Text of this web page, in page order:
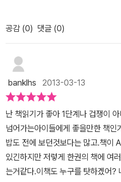
치 낮춤말이나 나쁜말처럼 여기고
일 수 없고, ‘지음(짓기)’을 나타내는
리도 집이에요. 사랑으로 짓는 따
버시)을 엉터리로 갈라놓으려는 우
우리가 스스로 우리말을 잊거나 잃
은살림을 돌보면서 스스로 의젓하고
는 작은글을 눈여겨본다면, 바로 오
배우면서 가꿀 수 있는지 알아차리
발길과 보살피는 손길을 나란히 품
서 ‘사랑’을 천천히 눈뜨는 길인 ‘아
들었던 것은 바로 비룡소의 <난 책
이미 커버린 아이들이지만 다시금
보게도 된다. <난 겁쟁이가 아니거
있다. 주인공 폭스가 겪게 되는 세
서 빙그레 웃게되고 아이들은 자기
받아들이게 된다. 엄마는 놀고 싶은
한다 .과연 폭스가 동생을 잘 돌볼
게 만든 걸림돌이 된 동생이 미워
다고 생각되는 순간 누구보다 동생
면서 빙그레 웃게 된다. 뛰는 오빠
이 주는 재미도 유쾌하다. 포도를
공감 (0) 댓글 (0)
banklhs 2013-03-13
난 책읽기가 좋아 1단계나 겁쟁이
넘어가는아이들에게 좋을만한 책
밥도 전에 보던것보다는 많고.책이
있긴하지만 저렇게 한권의 책에 여
는거같다.이책도 누구를 탓하겠어?